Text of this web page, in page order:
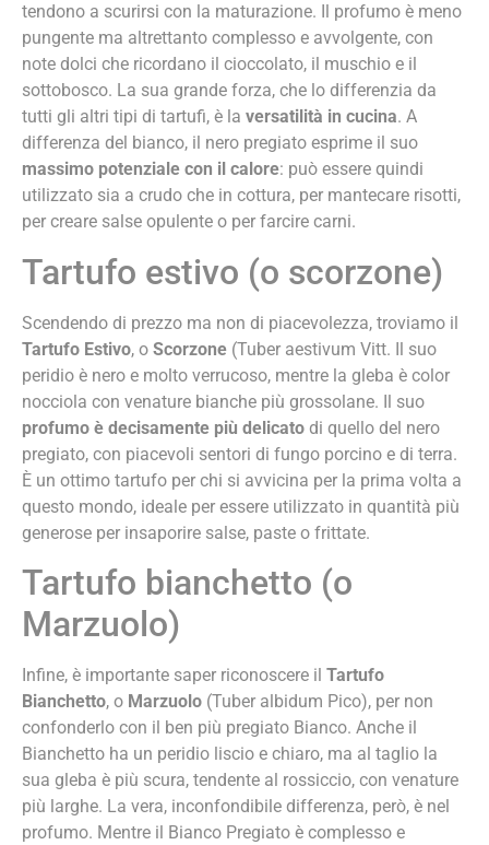
tendono a scurirsi con la maturazione. Il profumo è meno
pungente ma altrettanto complesso e avvolgente, con
note dolci che ricordano il cioccolato, il muschio e il
sottobosco. La sua grande forza, che lo differenzia da
tutti gli altri tipi di tartufi, è la versatilità in cucina. A
differenza del bianco, il nero pregiato esprime il suo
massimo potenziale con il calore: può essere quindi
utilizzato sia a crudo che in cottura, per mantecare risotti,
per creare salse opulente o per farcire carni.
Tartufo estivo (o scorzone)
Scendendo di prezzo ma non di piacevolezza, troviamo il
Tartufo Estivo, o Scorzone (Tuber aestivum Vitt. Il suo
peridio è nero e molto verrucoso, mentre la gleba è color
nocciola con venature bianche più grossolane. Il suo
profumo è decisamente più delicato di quello del nero
pregiato, con piacevoli sentori di fungo porcino e di terra.
È un ottimo tartufo per chi si avvicina per la prima volta a
questo mondo, ideale per essere utilizzato in quantità più
generose per insaporire salse, paste o frittate.
Tartufo bianchetto (o
Marzuolo)
Infine, è importante saper riconoscere il Tartufo
Bianchetto, o Marzuolo (Tuber albidum Pico), per non
confonderlo con il ben più pregiato Bianco. Anche il
Bianchetto ha un peridio liscio e chiaro, ma al taglio la
sua gleba è più scura, tendente al rossiccio, con venature
più larghe. La vera, inconfondibile differenza, però, è nel
profumo. Mentre il Bianco Pregiato è complesso e